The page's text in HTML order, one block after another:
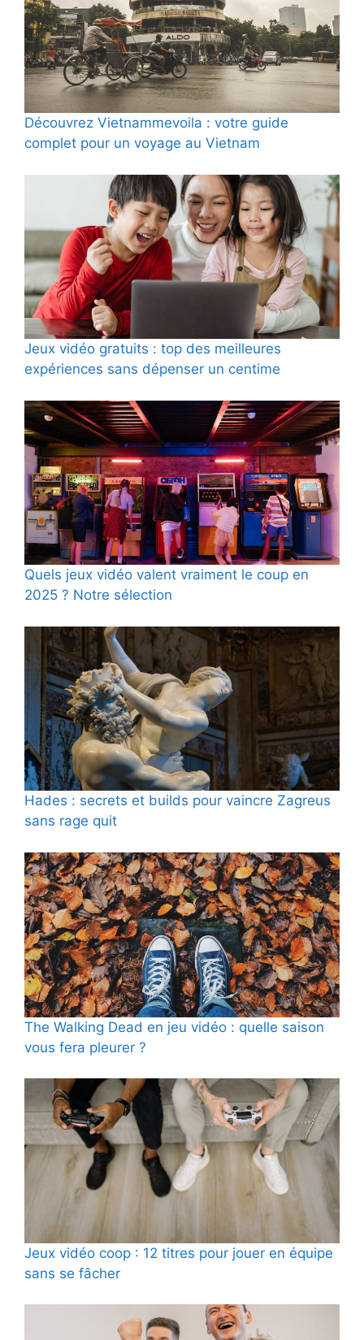
Découvrez Vietnammevoila : votre guide
complet pour un voyage au Vietnam
Jeux vidéo gratuits : top des meilleures
expériences sans dépenser un centime
Quels jeux vidéo valent vraiment le coup en
2025 ? Notre sélection
Hades : secrets et builds pour vaincre Zagreus
sans rage quit
The Walking Dead en jeu vidéo : quelle saison
vous fera pleurer ?
Jeux vidéo coop : 12 titres pour jouer en équipe
sans se fâcher